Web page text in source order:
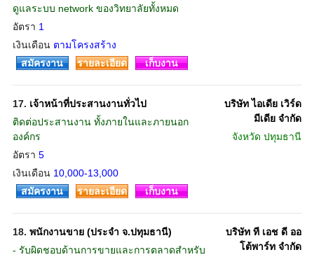
ดูแลระบบ network ของวิทยาลัยทั้งหมด
อัตรา 1
เงินเดือน ตามโครงสร้าง
สมัครงาน รายละเอียด เก็บงาน
17. เจ้าหน้าที่ประสานงานทั่วไป
ติดต่อประสานงาน ทั้งภายในและภายนอก
องค์กร
อัตรา 5
เงินเดือน 10,000-13,000
บริษัท ไอเดีย เวิร์ด
มีเดีย จำกัด
จังหวัด ปทุมธานี
สมัครงาน รายละเอียด เก็บงาน
18. พนักงานขาย (ประจำ จ.ปทุมธานี)
- รับผิดชอบด้านการขายและการตลาดสำหรับ
บริษัท ที เอช ดี ออ
โต้พาร์ท จำกัด